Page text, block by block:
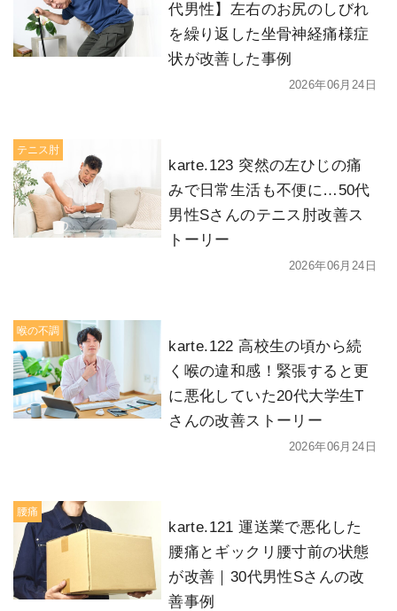
代男性】左右のお尻のしびれ
を繰り返した坐骨神経痛様症
状が改善した事例
2026年06月24日
テニス肘
karte.123 突然の左ひじの痛
みで日常生活も不便に…50代
男性Sさんのテニス肘改善ス
トーリー
2026年06月24日
喉の不調
karte.122 高校生の頃から続
く喉の違和感！緊張すると更
に悪化していた20代大学生T
さんの改善ストーリー
2026年06月24日
腰痛
karte.121 運送業で悪化した
腰痛とギックリ腰寸前の状態
が改善｜30代男性Sさんの改
善事例